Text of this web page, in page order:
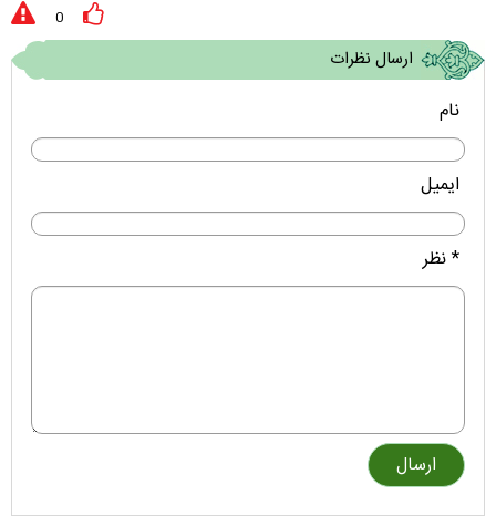
0
ارسال نظرات
نام
ایمیل
* نظر